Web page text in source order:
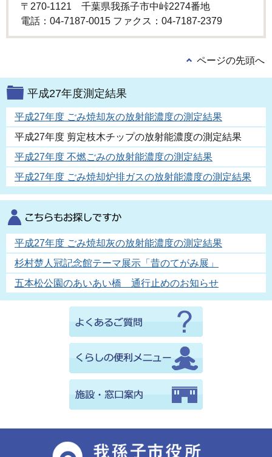
〒270-1121 千葉県我孫子市中峠2274番地
電話：04-7187-0015 ファクス：04-7187-2379
ページの先頭へ
平成27年度測定結果
平成27年度 ごみ焼却灰の放射能濃度の測定結果
平成27年度 剪定枝木チップの放射能濃度の測定結果
平成27年度 不燃ごみの放射能濃度の測定結果
平成27年度 ごみ焼却炉排ガスの放射能濃度の測定結果
平成27年度 ごみ焼却灰の放射能濃度の測定結果
杉村楚人冠記念館テーマ展示「昔のてがみ展」
五本松公園のあいあい橋 通行止めのお知らせ